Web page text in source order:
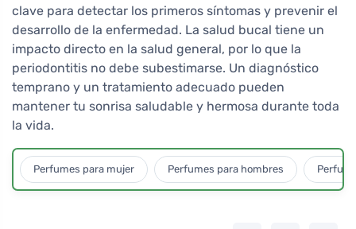
clave para detectar los primeros síntomas y prevenir el
desarrollo de la enfermedad. La salud bucal tiene un
impacto directo en la salud general, por lo que la
periodontitis no debe subestimarse. Un diagnóstico
temprano y un tratamiento adecuado pueden
mantener tu sonrisa saludable y hermosa durante toda
la vida.
Perfumes para mujer Perfumes para hombres